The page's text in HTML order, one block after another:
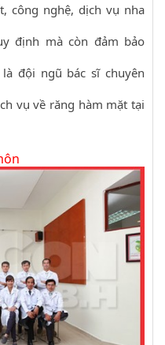
công nghệ, dịch vụ nha
định mà còn đảm bảo
đội ngũ bác sĩ chuyên
vụ về răng hàm mặt tại